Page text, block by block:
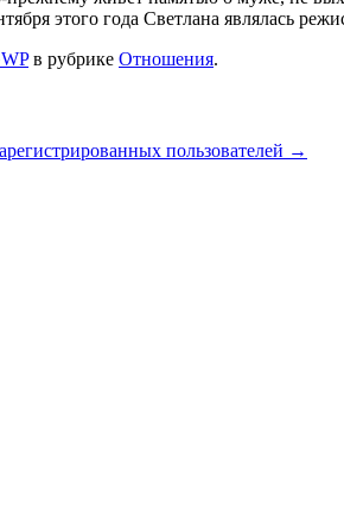
этого года Светлана являлась
в рубрике Отношения.
пользователей →